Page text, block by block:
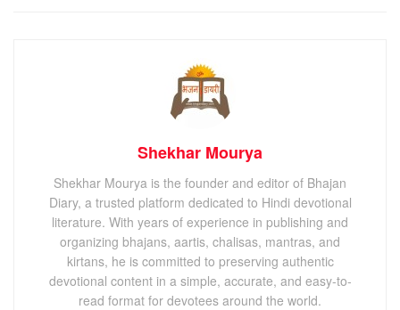
Shekhar Mourya
Shekhar Mourya is the founder and editor of Bhajan
Diary, a trusted platform dedicated to Hindi devotional
literature. With years of experience in publishing and
organizing bhajans, aartis, chalisas, mantras, and
kirtans, he is committed to preserving authentic
devotional content in a simple, accurate, and easy-to-
read format for devotees around the world.